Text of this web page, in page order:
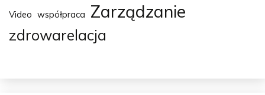
Video współpraca Zarządzanie
zdrowarelacja